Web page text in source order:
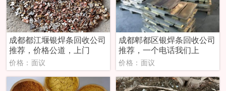
成都都江堰银焊条回收公司
推荐，价格公道，上门
价格：面议
成都郫都区银焊条回收公司
推荐，一个电话我们上
价格：面议